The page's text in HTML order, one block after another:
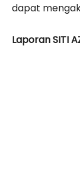
dapat
Laporan SITI